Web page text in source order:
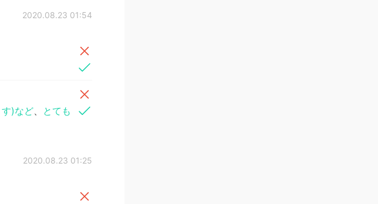
2020.08.23 01:54
す)など
とても
2020.08.23 01:25